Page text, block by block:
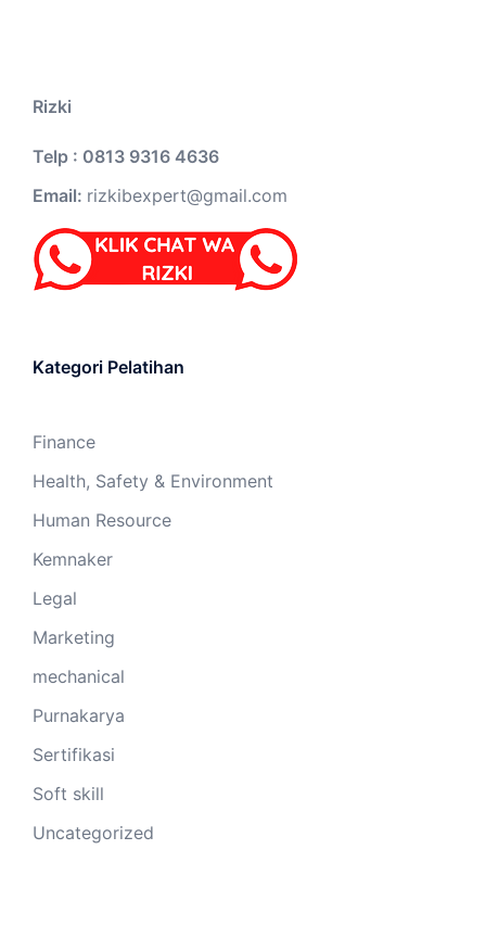
Rizki
Telp : 0813 9316 4636
Email: rizkibexpert@gmail.com
Kategori Pelatihan
Finance
Health, Safety & Environment
Human Resource
Kemnaker
Legal
Marketing
mechanical
Purnakarya
Sertifikasi
Soft skill
Uncategorized